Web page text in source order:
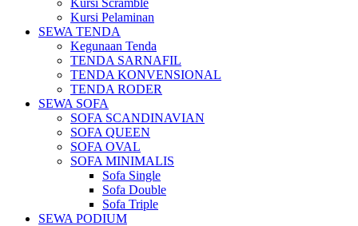
Kursi Scramble
Kursi Pelaminan
SEWA TENDA
Kegunaan Tenda
TENDA SARNAFIL
TENDA KONVENSIONAL
TENDA RODER
SEWA SOFA
SOFA SCANDINAVIAN
SOFA QUEEN
SOFA OVAL
SOFA MINIMALIS
Sofa Single
Sofa Double
Sofa Triple
SEWA PODIUM